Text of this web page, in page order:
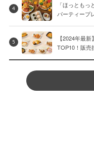
4
「ほっともっ
パーティープ
5
【2024年最
TOP10！販売